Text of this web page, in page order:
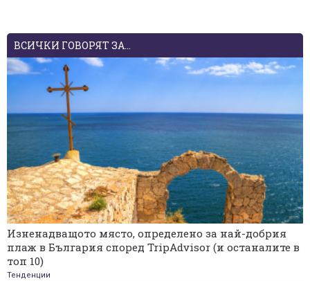
ВСИЧКИ ГОВОРЯТ ЗА...
Изненадващото място, определено за най-добрия
плаж в България според TripAdvisor (и останалите в
топ 10)
Тенденции